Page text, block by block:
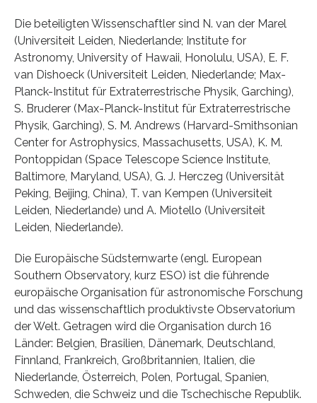
Die beteiligten Wissenschaftler sind N. van der Marel
(Universiteit Leiden, Niederlande; Institute for
Astronomy, University of Hawaii, Honolulu, USA), E. F.
van Dishoeck (Universiteit Leiden, Niederlande; Max-
Planck-Institut für Extraterrestrische Physik, Garching),
S. Bruderer (Max-Planck-Institut für Extraterrestrische
Physik, Garching), S. M. Andrews (Harvard-Smithsonian
Center for Astrophysics, Massachusetts, USA), K. M.
Pontoppidan (Space Telescope Science Institute,
Baltimore, Maryland, USA), G. J. Herczeg (Universität
Peking, Beijing, China), T. van Kempen (Universiteit
Leiden, Niederlande) und A. Miotello (Universiteit
Leiden, Niederlande).
Die Europäische Südsternwarte (engl. European
Southern Observatory, kurz ESO) ist die führende
europäische Organisation für astronomische Forschung
und das wissenschaftlich produktivste Observatorium
der Welt. Getragen wird die Organisation durch 16
Länder: Belgien, Brasilien, Dänemark, Deutschland,
Finnland, Frankreich, Großbritannien, Italien, die
Niederlande, Österreich, Polen, Portugal, Spanien,
Schweden, die Schweiz und die Tschechische Republik.